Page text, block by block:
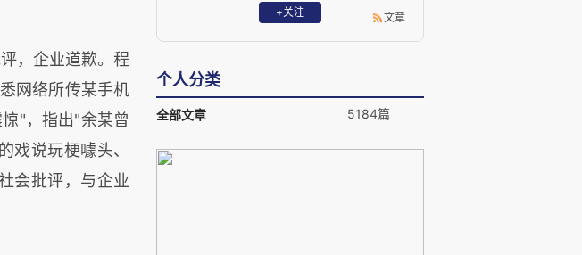
，企业道歉。程
网络所传某手机
"，指出"余某曾
戏说玩梗噱头、
会批评，与企业
辩护、海事海商、知识产权、涉外诉讼仲
裁等。 Email: lawlaw202@outlook.com
+关注 文章
个人分类
全部文章 5184篇